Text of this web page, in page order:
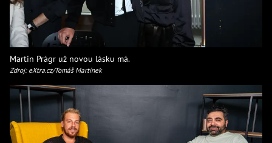
Martin Prágr už novou lásku má.
Zdroj: eXtra.cz/Tomáš Martínek